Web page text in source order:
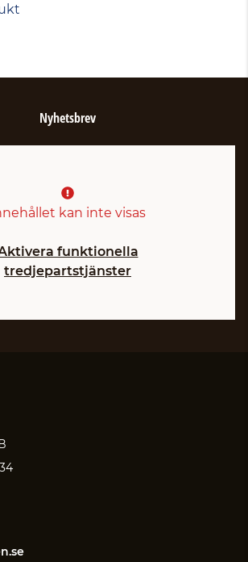
Nyhetsbrev
kan inte visas
funktionella
tredjepartstjänster